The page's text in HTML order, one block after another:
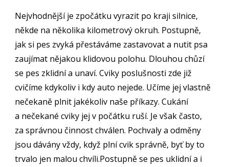
Nejvhodnější je zpočátku vyrazit po kraji silnice,
někde na několika kilometrový okruh. Postupně,
jak si pes zvyká přestáváme zastavovat a nutit psa
zaujímat nějakou klidovou polohu. Dlouhou chůzí
se pes zklidní a unaví. Cviky poslušnosti zde již
cvičíme kdykoliv i kdy auto nejede. Učíme jej vlastně
nečekaně plnit jakékoliv naše příkazy. Cukání
a nečekané cviky jej v počátku ruší. Je však často,
za správnou činnost chválen. Pochvaly a odměny
jsou dávány vždy, když plní cvik správně, byť by to
trvalo jen malou chvíli.Postupně se pes uklidní a i